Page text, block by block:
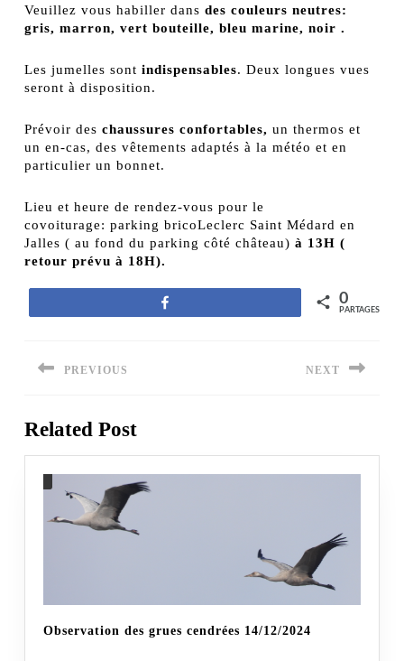
Veuillez vous habiller dans des couleurs neutres:
gris, marron, vert bouteille, bleu marine, noir .
Les jumelles sont indispensables. Deux longues vues
seront à disposition.
Prévoir des chaussures confortables, un thermos et
un en-cas, des vêtements adaptés à la météo et en
particulier un bonnet.
Lieu et heure de rendez-vous pour le
covoiturage: parking bricoLeclerc Saint Médard en
Jalles ( au fond du parking côté château) à 13H (
retour prévu à 18H).
0
PARTAGES
de
PREVIOUS
post:
NEXT
Related Post
Observation des grues cendrées 14/12/2024